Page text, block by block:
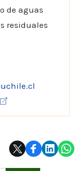
de aguas
residuales